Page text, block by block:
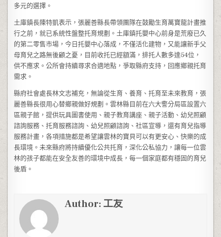
多元的選擇。
土庫鎮長陳特凱表示，張麗善縣長帶領團隊在鼓勵生育萬寶龍計畫推
行之前，就已系統性盤整托育規劃。土庫鎮托嬰中心前身是荒廢已久
的第二零售市場，今日托嬰中心落成，不僅活化建物，又能讓新手父
母育兒之路無後顧之憂，目前收托已經額滿，排托人數多達54位，
供不應求。公所會持續尋求合適地點，爭取縣府支持，回應鄉親托育
需求。
縣府社會處長林文志補充，無論從生育、養育、托育至未來教育，張
麗善縣長很用心替鄉親做好規劃。雲林縣目前在六大警分局區設置六
區親子館，提供玩具圖書使用、親子教育講座、親子活動、幼兒照顧
諮詢服務、托育服務諮詢、幼兒照顧諮詢、社區宣導，還有育兒指導
服務計畫，各項措施都是希望讓雲林的寶貝可以有更安心、快樂的成
長環境。未來縣府將持續優化公共托育，深化公私協力，讓每一位雲
林的孩子都能在安全友善的環境中成長，每一個家庭都有穩固的育兒
後盾。
Author: 工友